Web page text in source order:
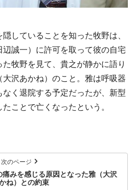
していることを知った牧野は、
誠一）に許可を取って彼の自宅
牧野を見て、貴之が静かに語り
沢あかね）のこと。雅は呼吸器
く退院する予定だったが、新型
ことで亡くなったという。
次のページ
みを感じる原因となった雅（大沢
ね）との約束